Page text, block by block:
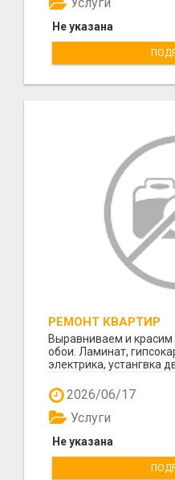
Не указана
Услуги
РЕМОНТ КВАРТИР
Выравниваем и красим
обои. Ламинат,
электрика, устангвка
2026/06/17
Не указана
Услуги